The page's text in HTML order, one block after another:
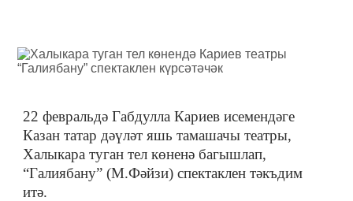
22 февральдә Габдулла Кариев исемендәге
Казан татар дәүләт яшь тамашачы театры,
Халыкара туган тел көненә багышлап,
“Галиябану” (М.Фәйзи) спектаклен тәкъдим
итә.